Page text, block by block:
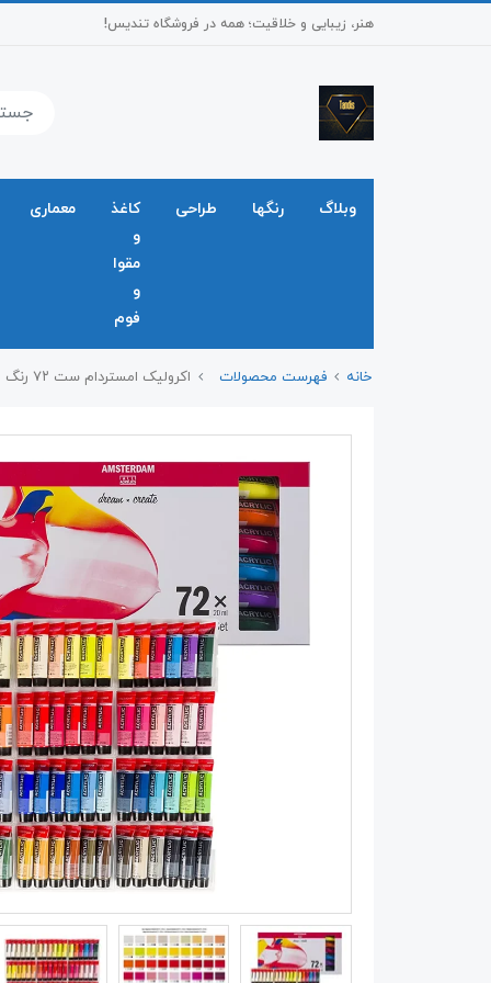
هنر، زیبایی و خلاقیت؛ همه در فروشگاه تندیس!
وبلاگ رنگها طراحی
کاغذ
و
مقوا
و
فوم
معماری
خانه فهرست محصولات اکرولیک امستردام ست ۷۲ رنگ